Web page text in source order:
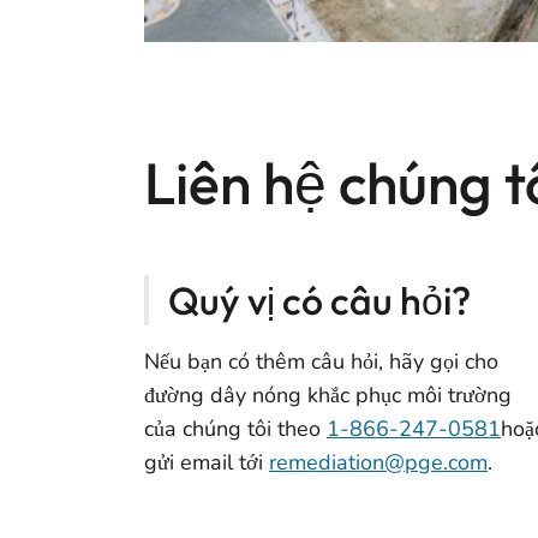
Liên hệ chúng
Quý vị có câu hỏi?
Nếu bạn có thêm câu hỏi, hãy gọi cho
đường dây nóng khắc phục môi trường
của chúng tôi theo 1-866-247-0581
gửi email tới remediation@pge.com.